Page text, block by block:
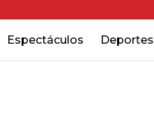
Espectáculos Deportes